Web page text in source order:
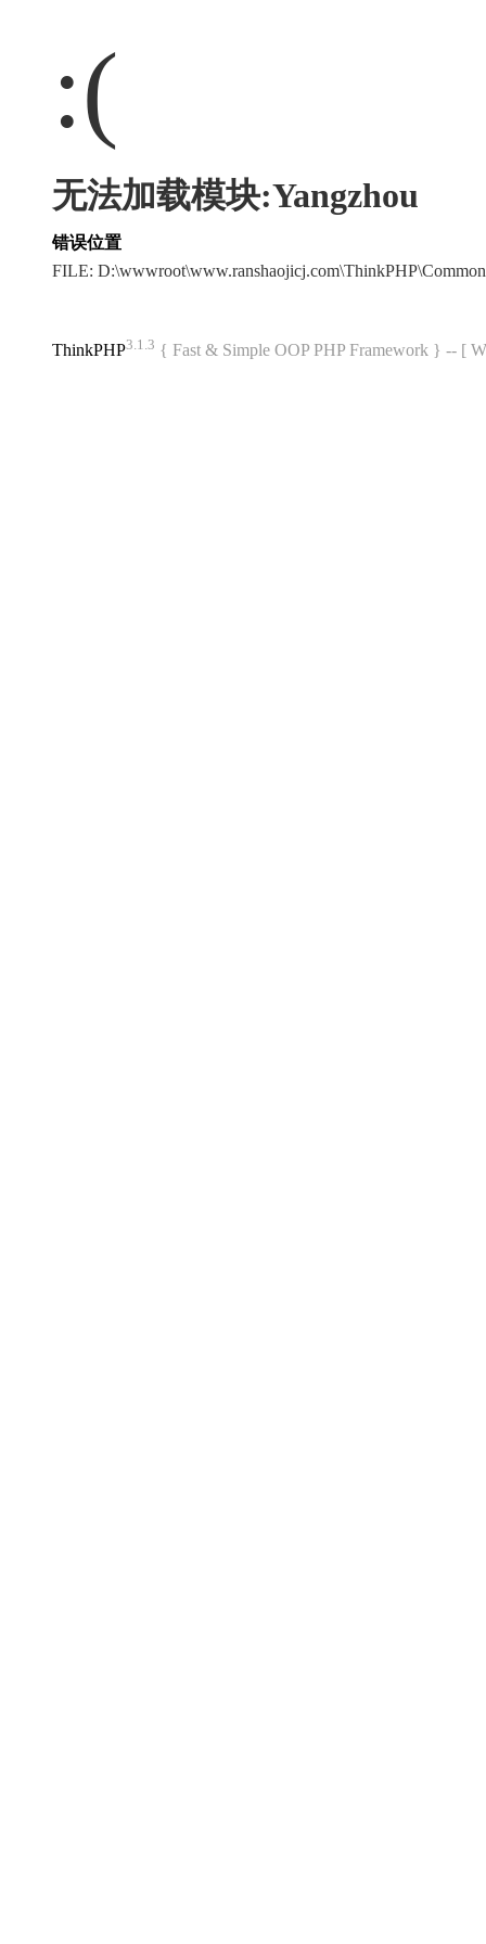
:(
无法加载模块:Yangzhou
错误位置
FILE:
ThinkPHP3.1.3 { Fast & Simple OOP PHP Framework } -- [